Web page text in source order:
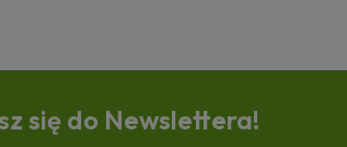
się do Newslettera!